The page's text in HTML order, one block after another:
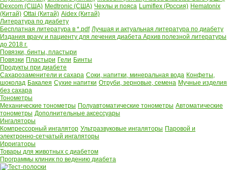
Dexcom (США) Medtronic (США) Чехлы и пояса Lumiflex (Россия) Hematonix
(Китай) Ottai (Китай) Aidex (Китай)
Литература по диабету
Бесплатная литература в *.pdf Лучшая и актуальная литература по диабету
Издания врачу и пациенту для лечения диабета Архив полезной литературы
до 2018 г.
Повязки, бинты, пластыри
Повязки Пластыри Гели Бинты
Продукты при диабете
Сахарозаменители и сахара Соки, напитки, минеральная вода Конфеты,
шоколад Бакалея Сухие напитки Отруби, зерновые, семена Мучные изделия
без сахара
Тонометры
Механические тонометры Полуавтоматические тонометры Автоматические
тонометры Дополнительные аксессуары
Ингаляторы
Компрессорный ингалятор Ультразвуковые ингаляторы Паровой и
электронно-сетчатый ингаляторы
Ирригаторы
Товары для животных с диабетом
Программы клиник по ведению диабета